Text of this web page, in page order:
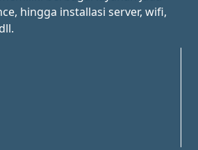
hingga installasi server, wifi,